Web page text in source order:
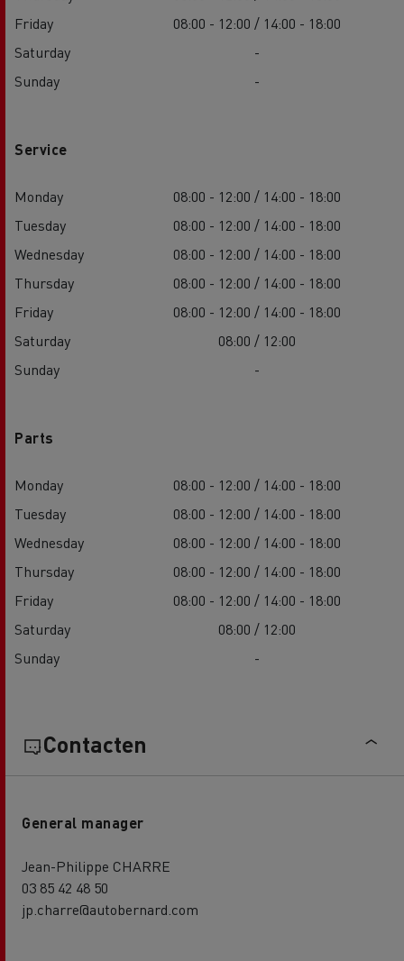
Friday
08:00 - 12:00 / 14:00 - 18:00
Saturday
-
Sunday
-
Service
Monday
08:00 - 12:00 / 14:00 - 18:00
Tuesday
08:00 - 12:00 / 14:00 - 18:00
Wednesday
08:00 - 12:00 / 14:00 - 18:00
Thursday
08:00 - 12:00 / 14:00 - 18:00
Friday
08:00 - 12:00 / 14:00 - 18:00
Saturday
08:00 / 12:00
Sunday
-
Parts
Monday
08:00 - 12:00 / 14:00 - 18:00
Tuesday
08:00 - 12:00 / 14:00 - 18:00
Wednesday
08:00 - 12:00 / 14:00 - 18:00
Thursday
08:00 - 12:00 / 14:00 - 18:00
Friday
08:00 - 12:00 / 14:00 - 18:00
Saturday
08:00 / 12:00
Sunday
-
Contacten
General manager
Jean-Philippe CHARRE
03 85 42 48 50
jp.charre@autobernard.com